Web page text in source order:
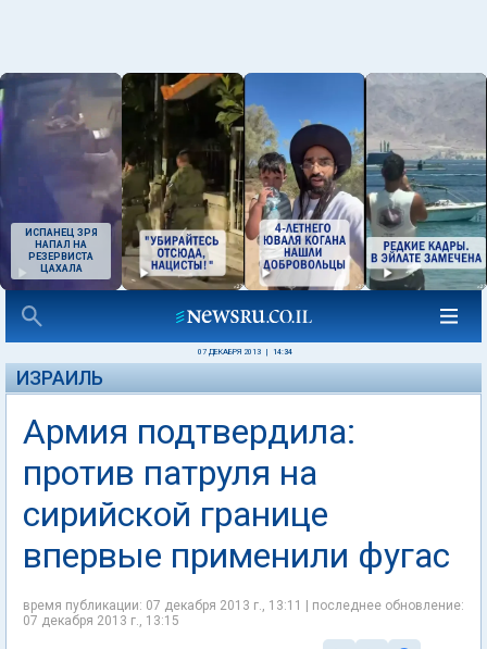
ИСПАНЕЦ ЗРЯ
НАПАЛ НА
РЕЗЕРВИСТА
ЦАХАЛА
07 ДЕКАБРЯ 2013 14:34
ИЗРАИЛЬ
Армия подтвердила:
против патруля на
сирийской границе
впервые применили фугас
время публикации: 07 декабря 2013 г., 13:11 | последнее обновление:
07 декабря 2013 г., 13:15